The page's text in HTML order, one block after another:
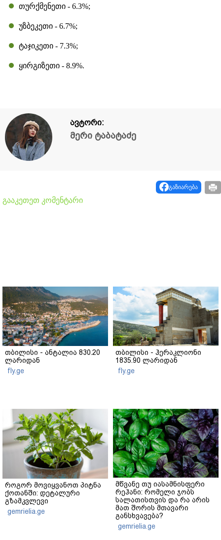
თურქმენეთი - 6.3%;
უზბეკეთი - 6.7%;
ტაჯიკეთი - 7.3%;
ყირგიზეთი - 8.9%.
ავტორი:
მერი ტაბატაძე
გაზიარება
გააკეთეთ კომენტარი
თბილისი - ანტალია 830.20
ლარიდან
fly.ge
თბილისი - ჰერაკლიონი
1835.90 ლარიდან
fly.ge
როგორ მოვიყვანოთ პიტნა
ქოთანში: დეტალური
გზამკვლევი
gemrielia.ge
მწვანე თუ იასამნისფერი
რეჰანი: რომელი ჯობს
სალათისთვის და რა არის
მათ შორის მთავარი
განსხვავება?
gemrielia.ge